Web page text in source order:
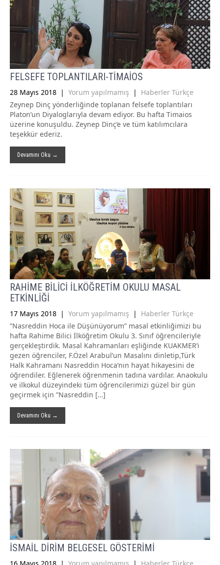
FELSEFE TOPLANTILARI-TİMAİOS
28 Mayıs 2018 | Yorum yapılmamış | Haberler Türkçe
Zeynep Dinç yönderliğinde toplanan felsefe toplantıları
Platon’un Diyaloglarıyla devam ediyor. Bu hafta Timaios
üzerine konuşuldu. Zeynep Dinç’e ve tüm katılımcılara
teşekkür ederiz.
Devamını Oku →
RAHİME BİLİCİ İLKÖĞRETİM OKULU MASAL
ETKİNLİĞİ
17 Mayıs 2018 | Yorum yapılmamış | Haberler Türkçe
”Nasreddin Hoca ile Düşünüyorum” masal etkinliğimizi bu
hafta Rahime Bilici İlköğretim Okulu 3. Sınıf öğrencileriyle
gerçekleştirdik. Masal Kahramanları eşliğinde KUAKMER’i
gezen öğrenciler, F.Özel Arabul’un Masalını dinletip,Türk
Halk Kahramanı Nasreddin Hoca’nın hayat hikayesini de
öğrendiler. Eğlenerek öğrenmenin tadına vardılar. Anaokulu
ve ilkokul düzeyindeki tüm öğrencilerimizi güzel bir gün
geçirmek için ”Nasreddin […]
Devamını Oku →
İSMAİL DİRİM BELGESEL GÖSTERİMİ